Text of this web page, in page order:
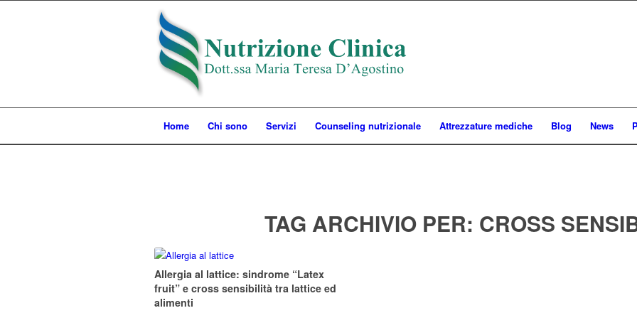
Home Chi sono Servizi Counseling nutrizionale Attrezzature mediche Blog News
TAG ARCHIVIO PER: CROSS
Allergia al lattice: sindrome “Latex
fruit” e cross sensibilità tra lattice ed
alimenti